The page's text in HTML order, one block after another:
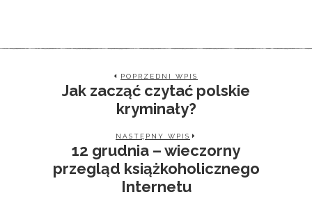
POPRZEDNI WPIS
Jak zacząć czytać polskie
kryminały?
NASTĘPNY WPIS
12 grudnia – wieczorny
przegląd książkoholicznego
Internetu